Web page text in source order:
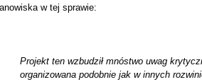
w tej sprawie:
Projekt ten wzbudził mnóstwo uwag
organizowana podobnie jak w innych